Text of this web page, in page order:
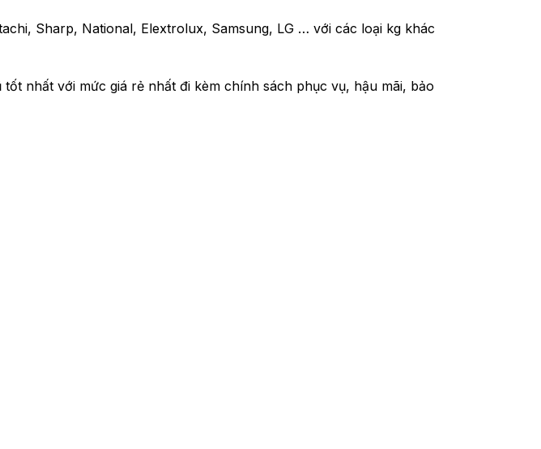
Sharp, National, Elextrolux, Samsung, LG … với các loại kg khác
nhất với mức giá rẻ nhất đi kèm chính sách phục vụ, hậu mãi, bảo